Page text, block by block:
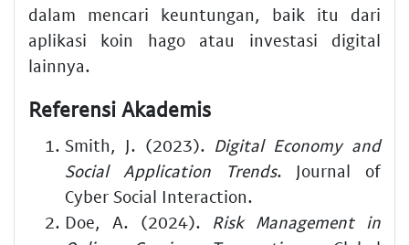
dalam mencari keuntungan, baik itu dari
aplikasi koin hago atau investasi digital
lainnya.
Referensi Akademis
Smith, J. (2023). Digital Economy and
Social Application Trends. Journal of
Cyber Social Interaction.
Doe, A. (2024). Risk Management in